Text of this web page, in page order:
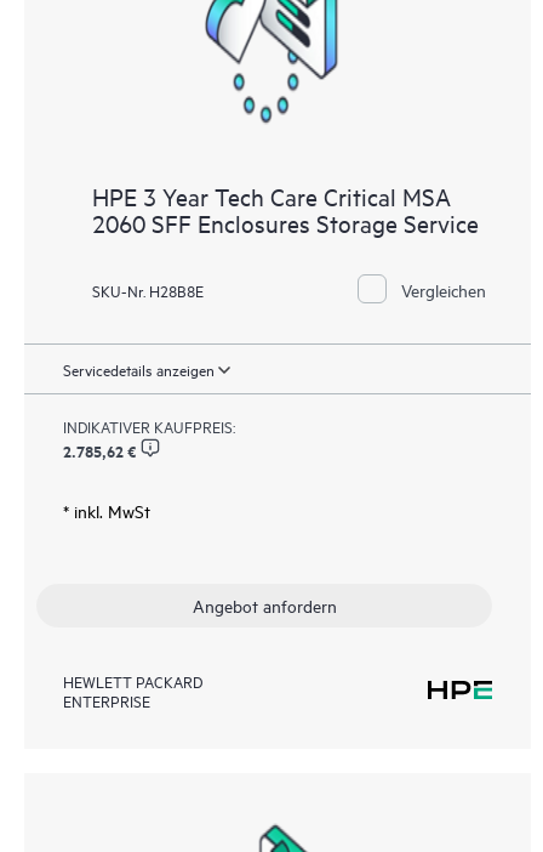
HPE 3 Year Tech Care Critical MSA
2060 SFF Enclosures Storage Service
SKU-Nr. H28B8E Vergleichen
Servicedetails anzeigen
INDIKATIVER KAUFPREIS:
2.785,62 €
* inkl. MwSt
Angebot anfordern
HEWLETT PACKARD
ENTERPRISE